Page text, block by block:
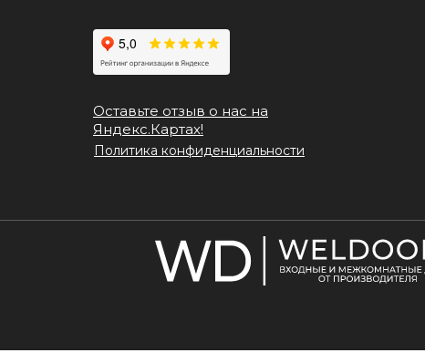
Оставьте отзыв о нас на
Яндекс.Картах!
Политика конфиденциальности